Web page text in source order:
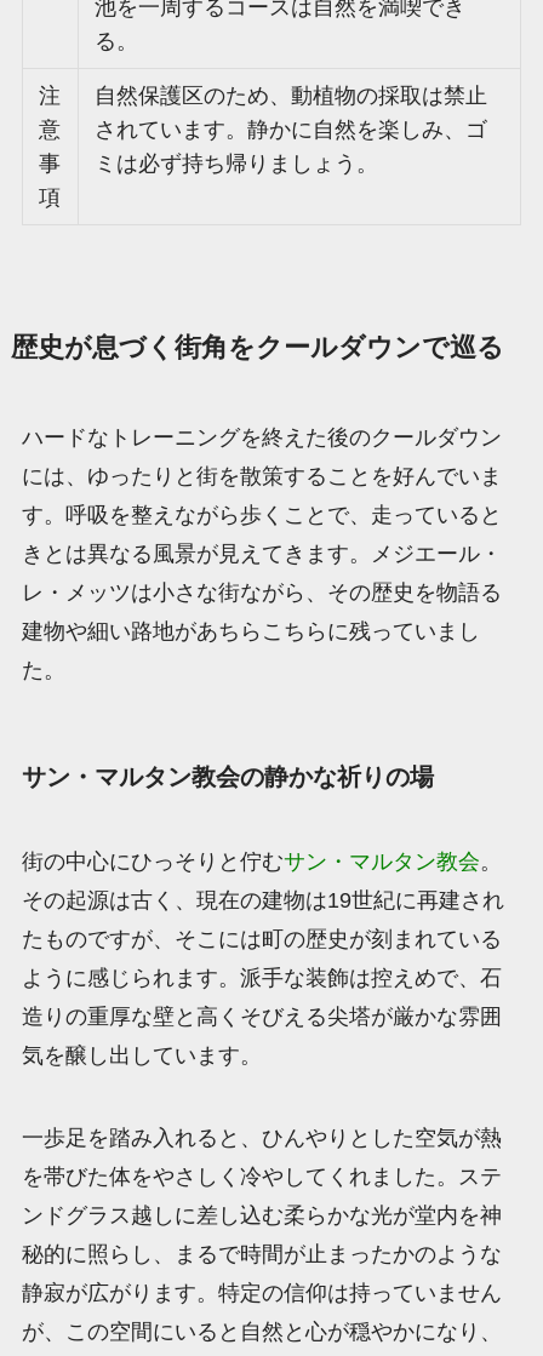
池を一周するコースは自然を満喫でき
る。
注
意
事
項
自然保護区のため、動植物の採取は禁止
されています。静かに自然を楽しみ、ゴ
ミは必ず持ち帰りましょう。
歴史が息づく街角をクールダウンで巡る
ハードなトレーニングを終えた後のクールダウン
には、ゆったりと街を散策することを好んでいま
す。呼吸を整えながら歩くことで、走っていると
きとは異なる風景が見えてきます。メジエール・
レ・メッツは小さな街ながら、その歴史を物語る
建物や細い路地があちらこちらに残っていまし
た。
サン・マルタン教会の静かな祈りの場
街の中心にひっそりと佇むサン・マルタン教会。
その起源は古く、現在の建物は19世紀に再建され
たものですが、そこには町の歴史が刻まれている
ように感じられます。派手な装飾は控えめで、石
造りの重厚な壁と高くそびえる尖塔が厳かな雰囲
気を醸し出しています。
一歩足を踏み入れると、ひんやりとした空気が熱
を帯びた体をやさしく冷やしてくれました。ステ
ンドグラス越しに差し込む柔らかな光が堂内を神
秘的に照らし、まるで時間が止まったかのような
静寂が広がります。特定の信仰は持っていません
が、この空間にいると自然と心が穏やかになり、